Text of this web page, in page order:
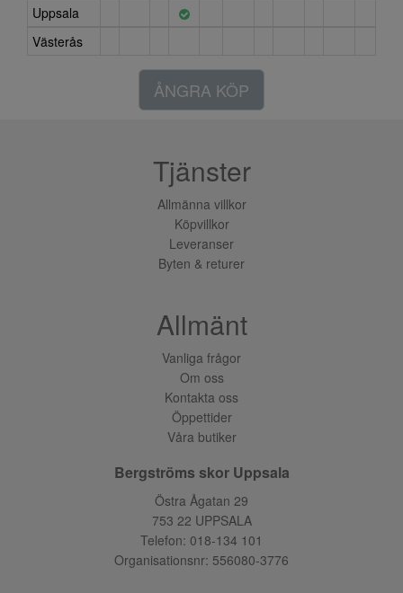
Uppsala
Västerås
ÅNGRA KÖP
Tjänster
Allmänna villkor
Köpvillkor
Leveranser
Byten & returer
Allmänt
Vanliga frågor
Om oss
Kontakta oss
Öppettider
Våra butiker
Bergströms skor Uppsala
Östra Ågatan 29
753 22 UPPSALA
Telefon: 018-134 101
Organisationsnr: 556080-3776